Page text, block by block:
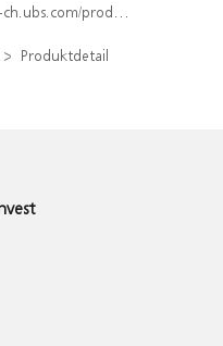
detail/index/isin/CH1579654067
Produktdetail